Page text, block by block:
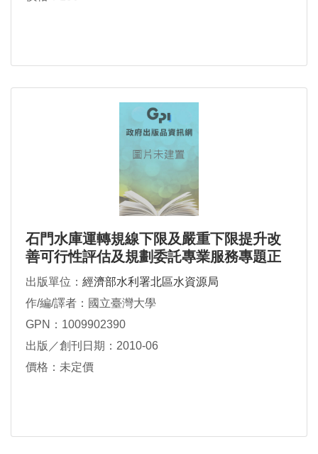
石門水庫運轉規線下限及嚴重下限提升改
善可行性評估及規劃委託專業服務專題正
式報告書
出版單位： 經濟部水利署北區水資源局
作/編/譯者：國立臺灣大學
GPN：1009902390
出版／創刊日期：2010-06
價格：未定價